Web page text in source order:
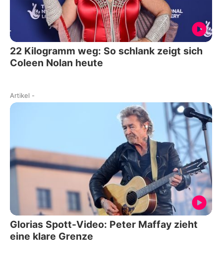
22 Kilogramm weg: So schlank zeigt sich
Coleen Nolan heute
Artikel -
Glorias Spott-Video: Peter Maffay zieht
eine klare Grenze